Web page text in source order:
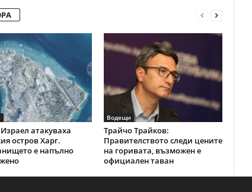
атакуваха
остров Харг.
е напълно
Водещи
Трайчо Трайков:
Правителството следи цените
на горивата, възможен е
официален таван